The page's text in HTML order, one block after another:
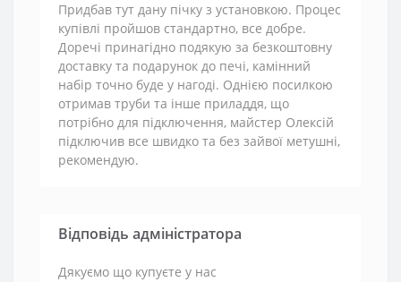
Придбав тут дану пічку з установкою. Процес
купівлі пройшов стандартно, все добре.
Доречі принагідно подякую за безкоштовну
доставку та подарунок до печі, камінний
набір точно буде у нагоді. Однією посилкою
отримав труби та інше приладдя, що
потрібно для підключення, майстер Олексій
підключив все швидко та без зайвої метушні,
рекомендую.
Відповідь адміністратора
Дякуємо що купуєте у нас